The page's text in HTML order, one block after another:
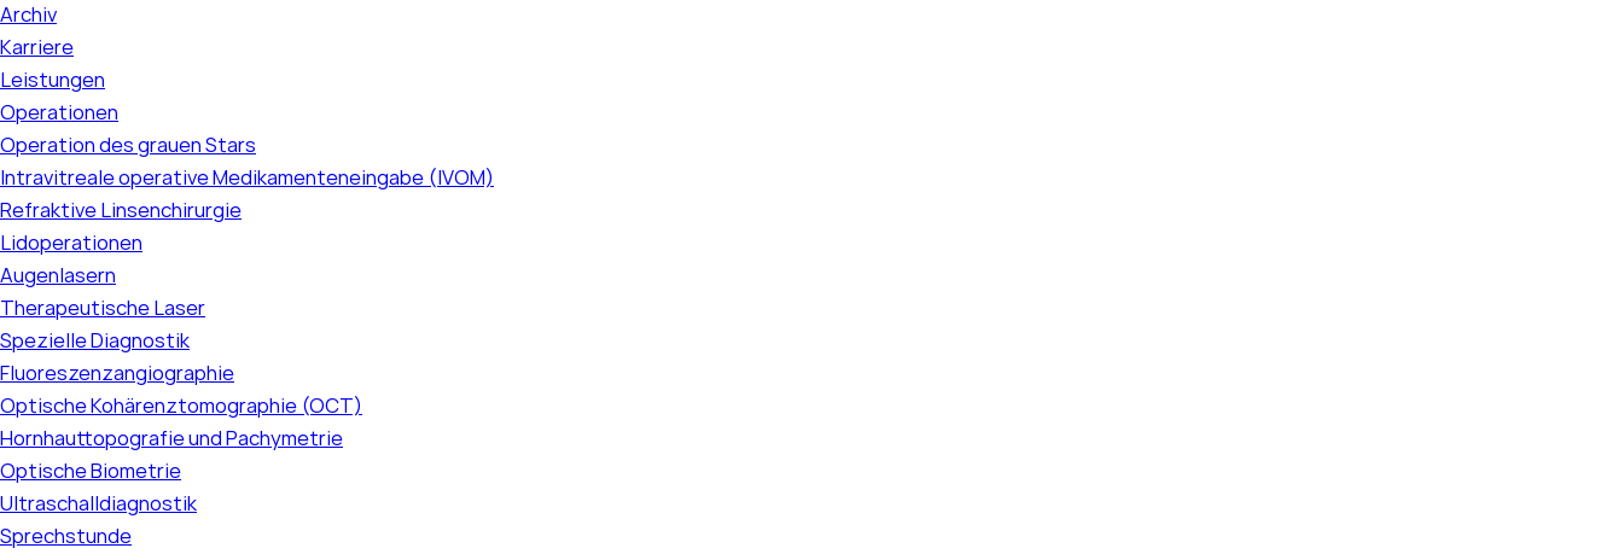
Archiv
Karriere
Leistungen
Operationen
Operation des grauen Stars
Intravitreale operative Medikamenteneingabe (IVOM)
Refraktive Linsenchirurgie
Lidoperationen
Augenlasern
Therapeutische Laser
Spezielle Diagnostik
Fluoreszenzangiographie
Optische Kohärenztomographie (OCT)
Hornhauttopografie und Pachymetrie
Optische Biometrie
Ultraschalldiagnostik
Sprechstunde